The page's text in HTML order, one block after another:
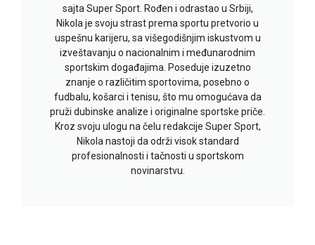
sajta Super Sport. Rođen i odrastao u Srbiji,
Nikola je svoju strast prema sportu pretvorio u
uspešnu karijeru, sa višegodišnjim iskustvom u
izveštavanju o nacionalnim i međunarodnim
sportskim događajima. Poseduje izuzetno
znanje o različitim sportovima, posebno o
fudbalu, košarci i tenisu, što mu omogućava da
pruži dubinske analize i originalne sportske priče.
Kroz svoju ulogu na čelu redakcije Super Sport,
Nikola nastoji da održi visok standard
profesionalnosti i tačnosti u sportskom
novinarstvu.